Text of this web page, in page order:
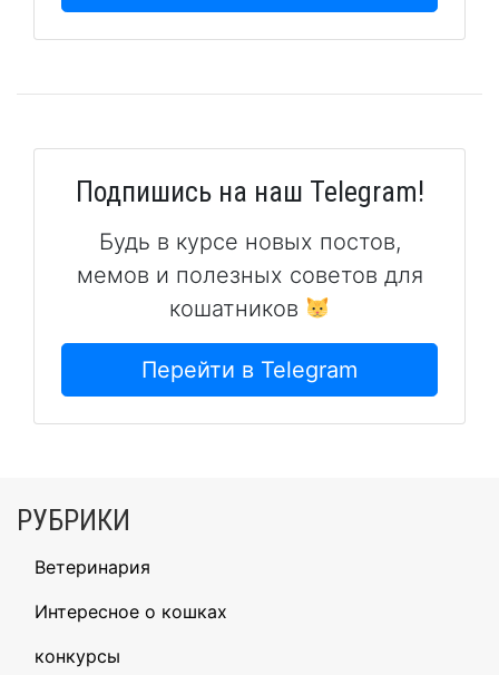
Подпишись на наш Telegram!
Будь в курсе новых постов,
мемов и полезных советов для
кошатников
Перейти в Telegram
РУБРИКИ
Ветеринария
Интересное о кошках
конкурсы